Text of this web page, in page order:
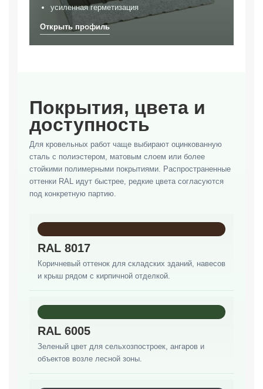
усиленная герметизация
Покрытия, цвета и
доступность
Для кровельных работ чаще выбирают оцинкованную
сталь с полиэстером, матовым слоем или более
стойкими полимерными покрытиями. Распространенные
оттенки RAL идут быстрее, редкие цвета согласуются
под конкретную партию.
RAL 8017
Коричневый оттенок для складских зданий, навесов
и крыш рядом с кирпичной отделкой.
RAL 6005
Зеленый цвет для сельхозпостроек, ангаров и
объектов возле лесной зоны.